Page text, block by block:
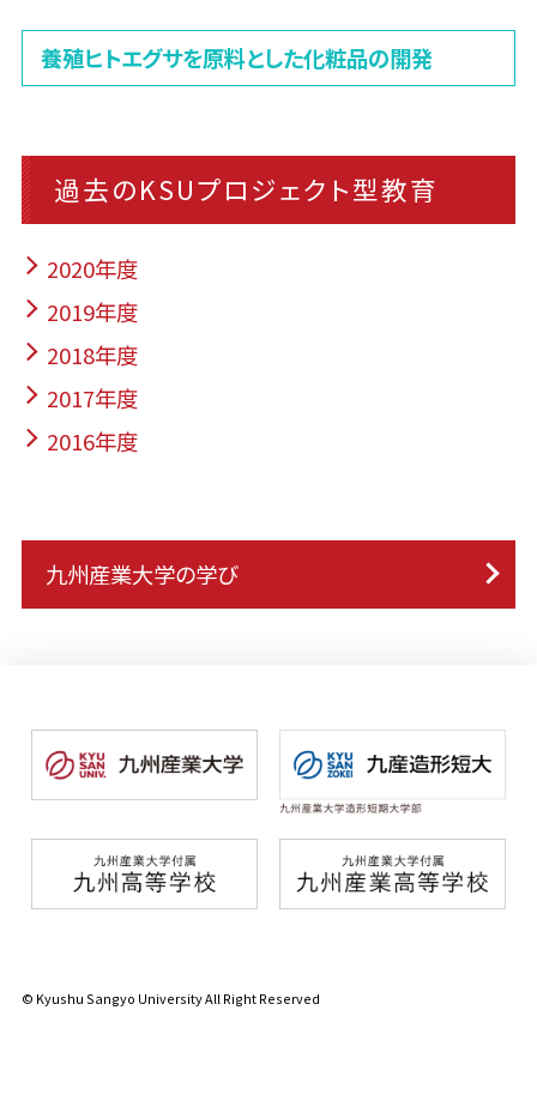
養殖ヒトエグサを原料とした化粧品の開発
過去のKSUプロジェクト型教育
2020年度
2019年度
2018年度
2017年度
2016年度
九州産業大学の学び
© Kyushu Sangyo University All Right Reserved